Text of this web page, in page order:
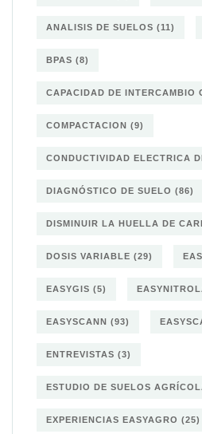
ANALISIS DE SUELOS (11)
BPAS (8)
CAPACIDAD DE INTERCAMBIO
COMPACTACION (9)
CONDUCTIVIDAD ELECTRICA
DIAGNÓSTICO DE SUELO (86)
DISMINUIR LA HUELLA DE
DOSIS VARIABLE (29)
EASYGIS (5)
EASYSCANN (93)
ENTREVISTAS (3)
ESTUDIO DE SUELOS
EXPERIENCIAS EASYAGRO (25)